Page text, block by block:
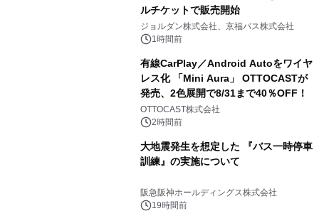
ルチケットで販売開始
ジョルダン株式会社、京福バス株式会社
1時間前
有線CarPlay／Android Autoをワイヤ
レス化 「Mini Aura」 OTTOCASTが
発売、2色展開で8/31まで40％OFF！
OTTOCAST株式会社
2時間前
大地震発生を想定した 『バス一時停車
訓練』の実施について
阪急阪神ホールディングス株式会社
19時間前